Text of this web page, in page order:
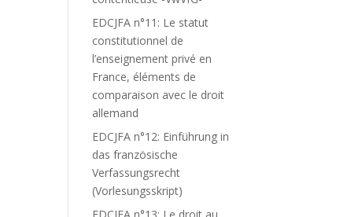
EDCJFA n°11: Le statut
constitutionnel de
l’enseignement privé en
France, éléments de
comparaison avec le droit
allemand
EDCJFA n°12: Einführung in
das französische
Verfassungsrecht
(Vorlesungsskript)